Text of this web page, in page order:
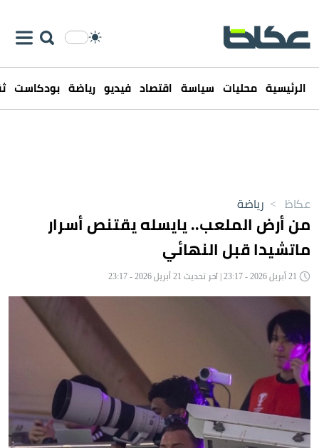
الرئيسية محليات سياسة اقتصاد فيديو رياضة بودكاست
عكاظ > رياضة
من أرض الملعب.. يايسله يقتنص أسرار
ماتشيدا قبل النهائي